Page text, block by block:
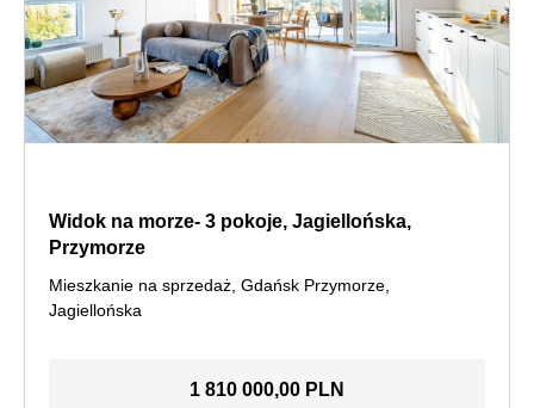
Widok na morze- 3 pokoje, Jagiellońska,
Przymorze
Mieszkanie na sprzedaż, Gdańsk Przymorze,
Jagiellońska
1 810 000,00 PLN